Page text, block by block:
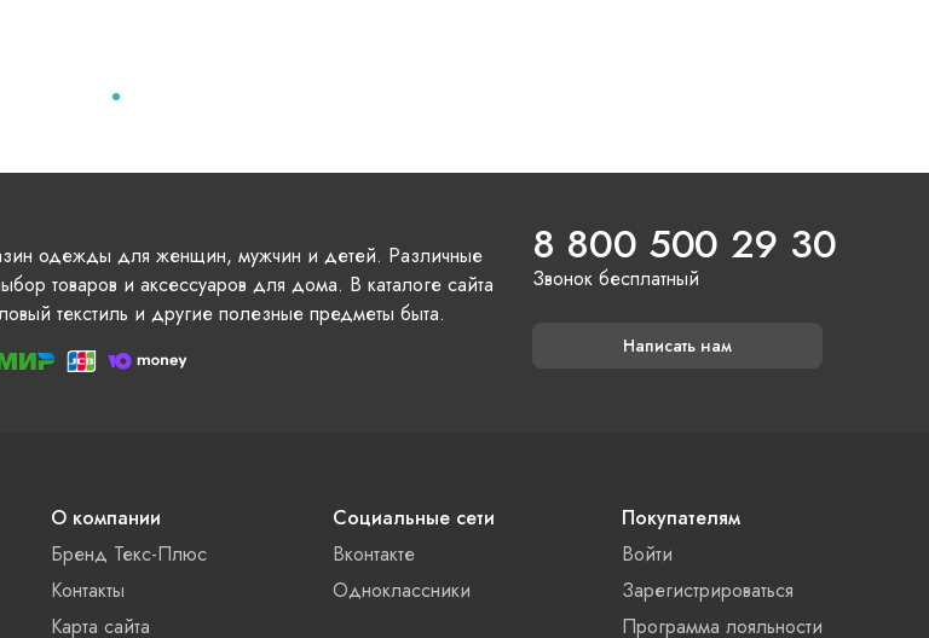
одежды для женщин, мужчин и детей. Различные
товаров и аксессуаров для дома. В каталоге сайта
текстиль и другие полезные предметы быта.
8 800 500 29 30
Звонок бесплатный
Написать нам
О компании
Бренд Текс-Плюс
Контакты
Карта сайта
Социальные сети
Вконтакте
Одноклассники
Покупателям
Войти
Зарегистрироваться
Программа лояльности